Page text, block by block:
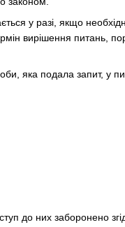
у разі, якщо
вирішення питань,
яка подала запит, у
до них заборонено